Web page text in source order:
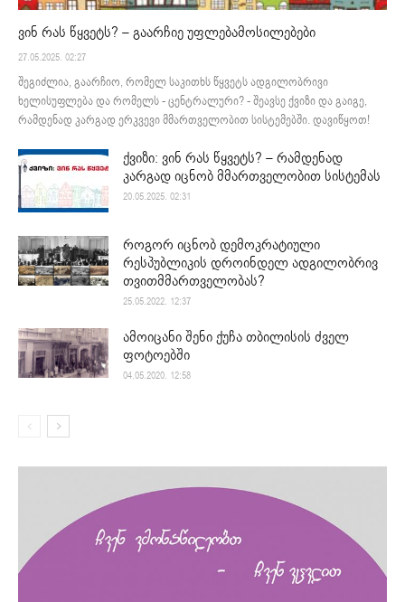
ვინ რას წყვეტს? – გაარჩიე უფლებამოსილებები
27.05.2025. 02:27
შეგიძლია, გაარჩიო, რომელ საკითხს წყვეტს ადგილობრივი
ხელისუფლება და რომელს - ცენტრალური? - შეავსე ქვიზი და გაიგე,
რამდენად კარგად ერკვევი მმართველობით სისტემებში. დავიწყოთ!
ქვიზი: ვინ რას წყვეტს? – რამდენად
კარგად იცნობ მმართველობით სისტემას
20.05.2025. 02:31
როგორ იცნობ დემოკრატიული
რესპუბლიკის დროინდელ ადგილობრივ
თვითმმართველობას?
25.05.2022. 12:37
ამოიცანი შენი ქუჩა თბილისის ძველ
ფოტოებში
04.05.2020. 12:58